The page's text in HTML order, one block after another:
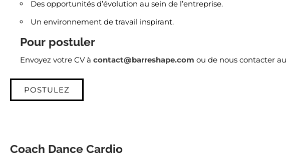
Des opportunités d’évolution au sein de l’entreprise.
Un environnement de travail inspirant.
Pour postuler
Envoyez votre CV à contact@barreshape.com ou de nous contacter au
POSTULEZ
Coach Dance Cardio